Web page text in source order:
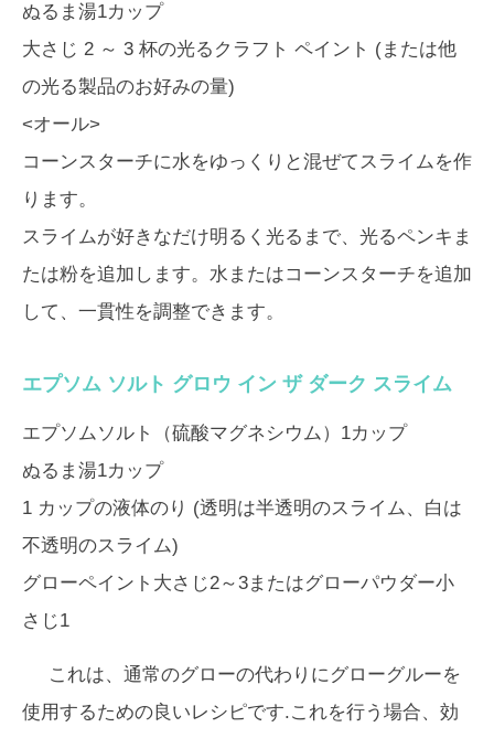
ぬるま湯1カップ
大さじ 2 ～ 3 杯の光るクラフト ペイント (または他
の光る製品のお好みの量)
<オール>
コーンスターチに水をゆっくりと混ぜてスライムを作
ります。
スライムが好きなだけ明るく光るまで、光るペンキま
たは粉を追加します。水またはコーンスターチを追加
して、一貫性を調整できます。
エプソム ソルト グロウ イン ザ ダーク スライム
エプソムソルト（硫酸マグネシウム）1カップ
ぬるま湯1カップ
1 カップの液体のり (透明は半透明のスライム、白は
不透明のスライム)
グローペイント大さじ2～3またはグローパウダー小
さじ1
これは、通常のグローの代わりにグローグルーを
使用するための良いレシピです.これを行う場合、効